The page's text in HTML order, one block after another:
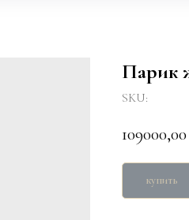
Парик
SKU:
109000,00
купить